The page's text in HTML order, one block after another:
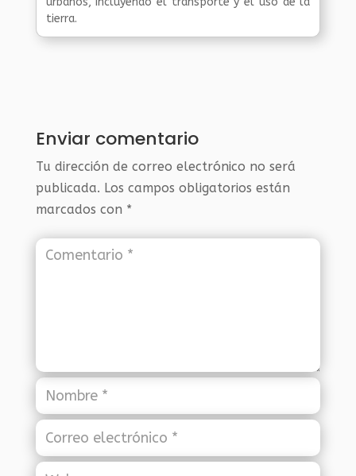
tierra.
Enviar comentario
Tu dirección de correo electrónico no será
publicada. Los campos obligatorios están
marcados con *